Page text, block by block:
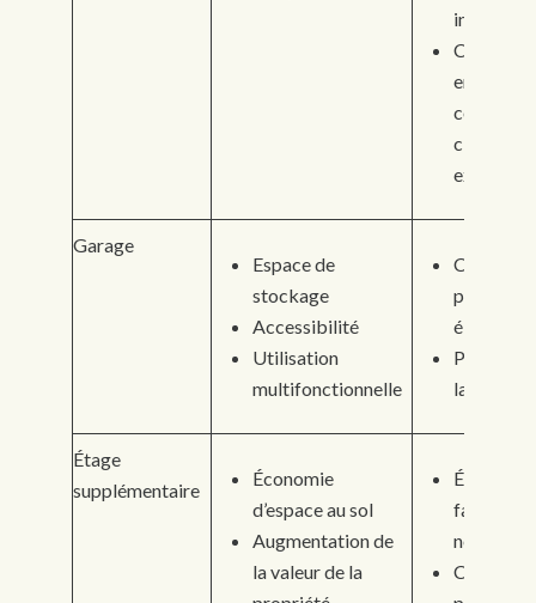
Confort
en cas de
extrêmes
Garage
Espace de
stockage
Accessibilité
Utilisation
multifonctionnelle
Coûts
élevés
Peut
la place
Étage
supplémentaire
Économie
d’espace au sol
Augmentation de
la valeur de la
Étude de
faisabilité
Coûts